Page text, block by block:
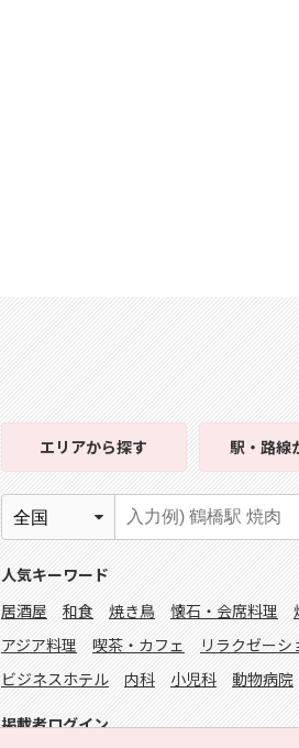
エリアから探す 駅・路線
人気キーワード
居酒屋
和食 焼き鳥 懐石・会席料理
アジア料理
喫茶・カフェ リラクゼーシ
ビジネスホテル
内科 小児科 動物病院
掲載者ログイン